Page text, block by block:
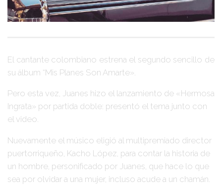
El cantante colombiano estrena el segundo sencillo de
su álbum “Mis Planes Son Amarte»
Pero esta vez, Juanes hizo el lanzamiento de «Hermosa
Ingrata» por partida doble: presentó el tema junto con
el video.
Nuevamente el músico eligió al multipremiado director
puertorriqueño, Kacho López, para contar la historia de
un hombre, personificado por Juanes, que hace lo que
sea por olvidar a una mujer, incluso acude a un chamán.